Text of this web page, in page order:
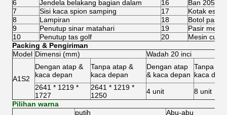
6
Jendela belakang bagian dalam 16
Ban 205 /
7
Sisi kaca spion samping 17
Kotak es
8
Lampiran 18
Botol pasir
9
Penutup sinar matahari 19
Pasir
10
Penutup tas golf 20
Mesin cuci
Packing & Pengiriman
Model Dimensi (mm) Wadah 20 inci
A1S2
Dengan atap &
kaca depan
Tanpa atap &
kaca depan
Dengan atap
& kaca depan
Tanpa
kaca
2641 * 1219 *
1727
2641 * 1219 *
1250
4 unit
8 unit
Pilihan warna
putih
Abu-abu